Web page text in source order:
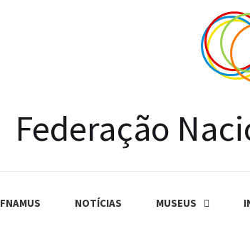
Federação
FNAMUS NOTÍCIAS MUSEUS